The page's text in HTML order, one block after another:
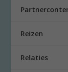
Reizen
Relaties